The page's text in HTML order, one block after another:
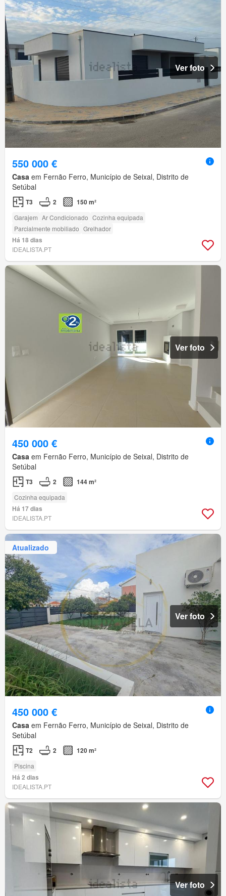
Ver foto
550 000 €
Casa em Fernão Ferro, Município de Seixal, Distrito de
Setúbal
T3 2 150 m²
Garajem Ar Condicionado Cozinha equipada
Parcialmente mobiliado Grelhador
Há 18 dias
IDEALISTA.PT
Ver foto
450 000 €
Casa em Fernão Ferro, Município de Seixal, Distrito de
Setúbal
T3 2 144 m²
Cozinha equipada
Há 17 dias
IDEALISTA.PT
Atualizado
Ver foto
450 000 €
Casa em Fernão Ferro, Município de Seixal, Distrito de
Setúbal
T2 2 120 m²
Piscina
Há 2 dias
IDEALISTA.PT
Ver foto